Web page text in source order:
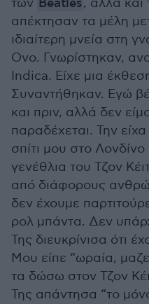
των Beatles, αλλά
απέκτησαν τα μέλη
ιδιαίτερη μνεία στη
Ονο. Γνωρίστηκαν,
Indica. Είχε μια
Συναντήθηκαν. Εγώ
και πριν, αλλά δεν
παραδέχεται. Την
σπίτι μου στο
γενέθλια του Τζον
από διάφορους
δεν έχουμε
ρολ μπάντα. Δεν
Της διευκρίνισα ότι
Μου είπε “ωραία,
τα δώσω στον Τζον
Της απάντησα “το